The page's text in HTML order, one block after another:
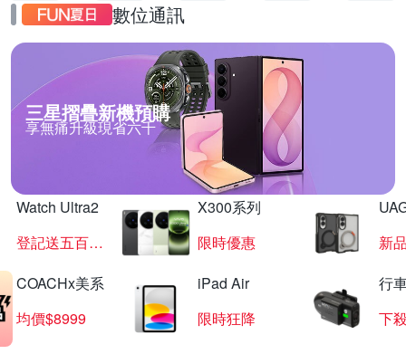
數位通訊
三星摺疊新機預購
享無痛升級現省六千
Watch Ultra2
登記送五百超贈點
X300系列
限時優惠
新
COACHx美系
均價$8999
iPad Air
限時狂降
行
下